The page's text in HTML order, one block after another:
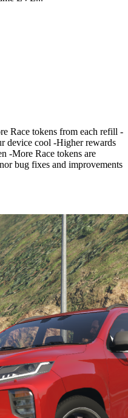
Race tokens from each refill -
device cool -Higher rewards
-More Race tokens are
bug fixes and improvements